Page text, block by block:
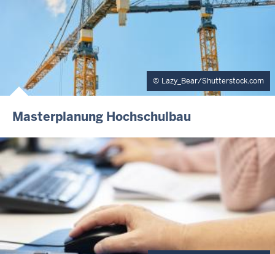
Lazy_Bear/Shutterstock.com
Masterplanung Hochschulbau